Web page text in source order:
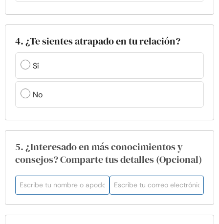
4. ¿Te sientes atrapado en tu relación?
Sí
No
5. ¿Interesado en más conocimientos y
consejos? Comparte tus detalles (Opcional)